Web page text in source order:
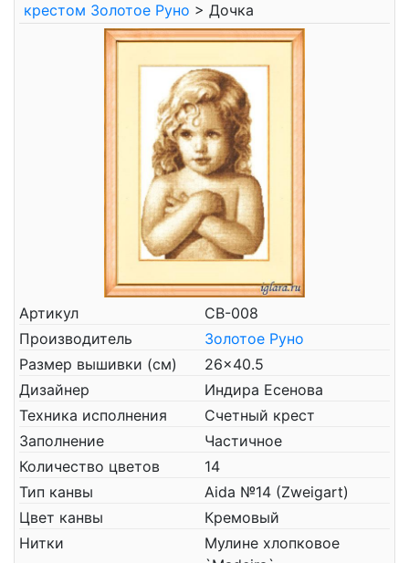
крестом Золотое Руно > Дочка
Артикул
СВ-008
Производитель
Золотое Руно
Размер вышивки (см)
26x40.5
Дизайнер
Индира Есенова
Техника исполнения
Счетный крест
Заполнение
Частичное
Количество цветов
14
Тип канвы
Aida №14 (Zweigart)
Цвет канвы
Кремовый
Нитки
Мулине хлопковое